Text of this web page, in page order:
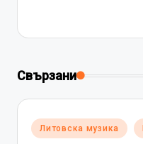
Свързани
Posted
in
Литовска музика